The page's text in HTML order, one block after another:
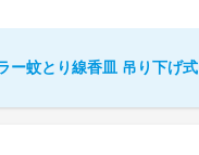
ー蚊とり線香皿 吊り下げ式